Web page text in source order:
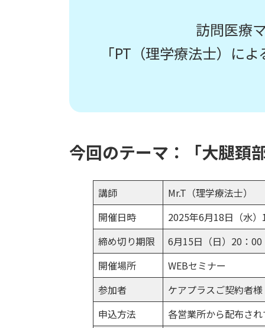
訪問医療
「PT（理学療法士）に
今回のテーマ：「大腿頚
講師
Mr.T（理学療法士）
開催日時
2025年6月18日（水
締め切り期限
6月15日（日）20：00
開催場所
WEBセミナー
参加者
ケアプラスご契約者様
申込方法
各営業所から配布さ